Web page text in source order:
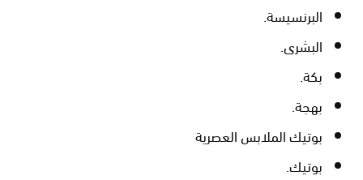
البرنسيسة.
البشرى.
بكة.
بهجة.
بوتيك الملابس العصرية
بوتيك.